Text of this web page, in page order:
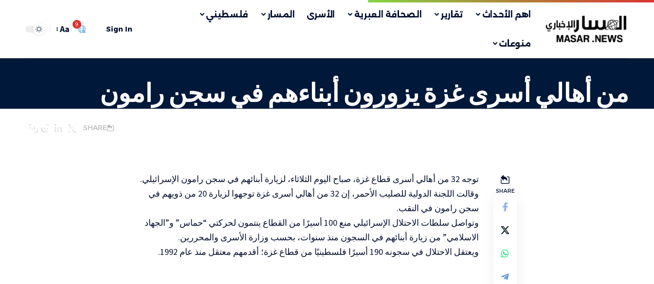
اهم الأحداث تقارير الصحافة العبرية الأسرى المسار فلسطيني
منوعات
Sign In
9
Aa
من أهالي أسرى غزة يزورون أبناءهم في سجن رامون
SHARE
SHARE
توجه 32 من أهالي أسرى قطاع غزة، صباح اليوم الثلاثاء، لزيارة أبنائهم في سجن رامون الإسرائيلي.
وقالت اللجنة الدولية للصليب الأحمر، إن 32 من أهالي أسرى غزة توجهوا لزيارة 20 من ذويهم في
سجن رامون في النقب.
وتواصل سلطات الاحتلال الإسرائيلي منع 100 أسيرًا من القطاع ينتمون لحركتي “حماس” و”الجهاد
الاسلامي” من زيارة أبنائهم في السجون منذ سنوات، بحسب وزارة الأسرى والمحررين.
ويعتقل الاحتلال في سجونه 190 أسيرًا فلسطينيًا من قطاع غزة؛ أقدمهم معتقل منذ عام 1992.